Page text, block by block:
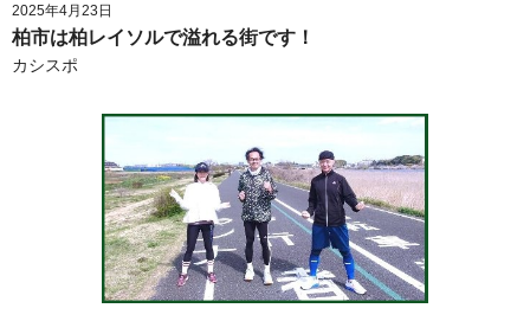
2025年4月23日
柏市は柏レイソルで溢れる街です！
カシスポ